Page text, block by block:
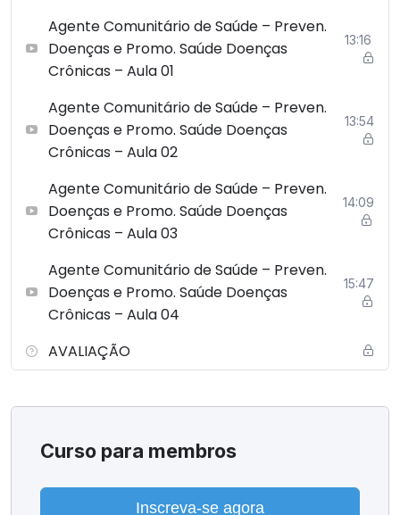
Agente Comunitário de Saúde – Preven.
Doenças e Promo. Saúde Doenças
Crônicas – Aula 01
13:16
Agente Comunitário de Saúde – Preven.
Doenças e Promo. Saúde Doenças
Crônicas – Aula 02
13:54
Agente Comunitário de Saúde – Preven.
Doenças e Promo. Saúde Doenças
Crônicas – Aula 03
14:09
Agente Comunitário de Saúde – Preven.
Doenças e Promo. Saúde Doenças
Crônicas – Aula 04
15:47
AVALIAÇÃO
Curso para membros
Inscreva-se agora